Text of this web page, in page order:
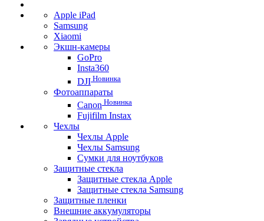
Apple iPad
Samsung
Xiaomi
Экшн-камеры
GoPro
Insta360
DJI Новинка
Фотоаппараты
Canon Новинка
Fujifilm Instax
Чехлы
Чехлы Apple
Чехлы Samsung
Сумки для ноутбуков
Защитные стекла
Защитные стекла Apple
Защитные стекла Samsung
Защитные пленки
Внешние аккумуляторы